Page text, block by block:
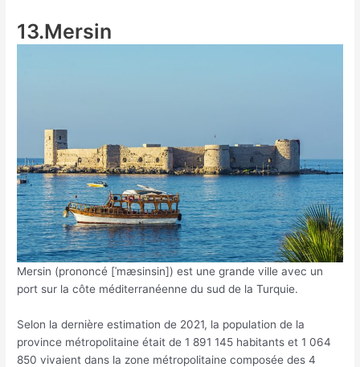
13.Mersin
Mersin (prononcé [ˈmæsinsin]) est une grande ville avec un
port sur la côte méditerranéenne du sud de la Turquie.
Selon la dernière estimation de 2021, la population de la
province métropolitaine était de 1 891 145 habitants et 1 064
850 vivaient dans la zone métropolitaine composée des 4